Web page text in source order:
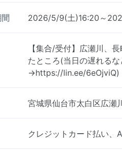
2026/5/9(土)16:20～
【集合/受付】広瀬川、
たところ(当日の遅れる
→https://lin.ee/6eOjviQ)
宮城県仙台市太白区広瀬
クレジットカード払い、